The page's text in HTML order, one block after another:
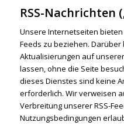
RSS-Nachrichten
Unsere Internetseiten bieten
Feeds zu beziehen.
Aktualisierungen auf
lassen, ohne die Seite
dieses Dienstes sind keine
erforderlich. Wir verweisen
Verbreitung unserer RSS-
Nutzungsbedingungen